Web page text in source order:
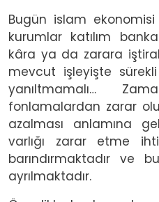
Bugün islam
kurumlar katılım
kâra ya da zarara
mevcut işleyişte
yanıltmamalı…
fonlamalardan zarar
azalması anlamına
varlığı zarar etme
barındırmaktadır ve
ayrılmaktadır.